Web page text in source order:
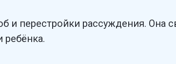
и перестройки рассуждения. Она
ребёнка.